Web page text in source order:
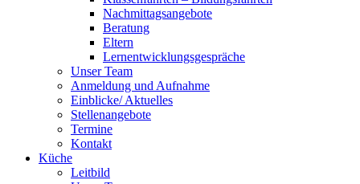
Nachmittagsangebote
Beratung
Eltern
Lernentwicklungsgespräche
Unser Team
Anmeldung und Aufnahme
Einblicke/ Aktuelles
Stellenangebote
Termine
Kontakt
Küche
Leitbild